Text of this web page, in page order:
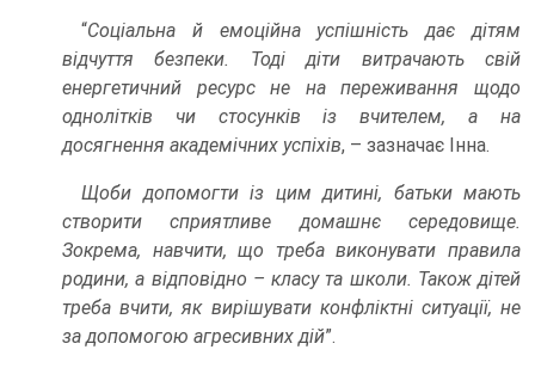
“Соціальна й емоційна успішність дає дітям
відчуття безпеки. Тоді діти витрачають свій
енергетичний ресурс не на переживання щодо
однолітків чи стосунків із вчителем, а на
досягнення академічних успіхів, – зазначає Інна.
Щоби допомогти із цим дитині, батьки мають
створити сприятливе домашнє середовище.
Зокрема, навчити, що треба виконувати правила
родини, а відповідно – класу та школи. Також дітей
треба вчити, як вирішувати конфліктні ситуації, не
за допомогою агресивних дій”.